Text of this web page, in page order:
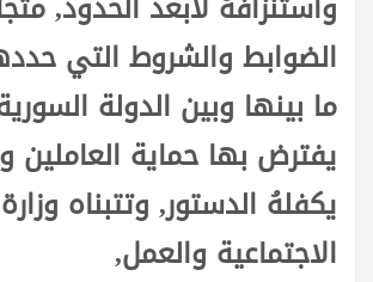
الضوابط والشروط التي
ما بينها وبين الدولة
يفترض بها حماية العاملين
يكفلهُ الدستور, وتتبناه
الاجتماعية والعمل,